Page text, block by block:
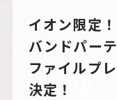
イオン限定
バンドパー
ファイルプ
決定！